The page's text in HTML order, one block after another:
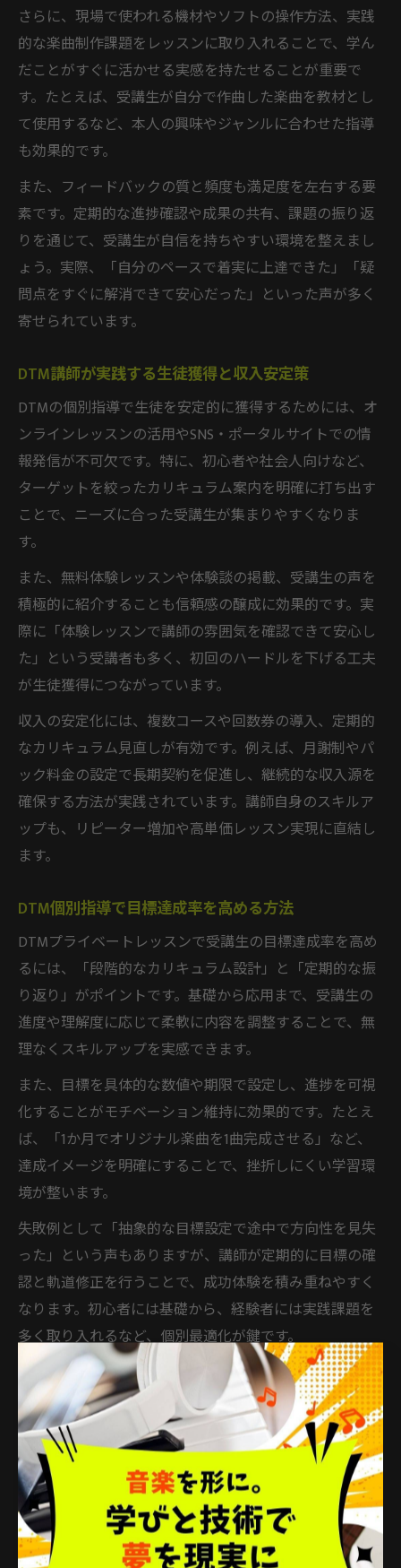
さらに、現場で使われる機材やソフトの操作方法、実践
的な楽曲制作課題をレッスンに取り入れることで、学ん
だことがすぐに活かせる実感を持たせることが重要で
す。たとえば、受講生が自分で作曲した楽曲を教材とし
て使用するなど、本人の興味やジャンルに合わせた指導
も効果的です。
また、フィードバックの質と頻度も満足度を左右する要
素です。定期的な進捗確認や成果の共有、課題の振り返
りを通じて、受講生が自信を持ちやすい環境を整えまし
ょう。実際、「自分のペースで着実に上達できた」「疑
問点をすぐに解消できて安心だった」といった声が多く
寄せられています。
DTM講師が実践する生徒獲得と収入安定策
DTMの個別指導で生徒を安定的に獲得するためには、オ
ンラインレッスンの活用やSNS・ポータルサイトでの情
報発信が不可欠です。特に、初心者や社会人向けなど、
ターゲットを絞ったカリキュラム案内を明確に打ち出す
ことで、ニーズに合った受講生が集まりやすくなりま
す。
また、無料体験レッスンや体験談の掲載、受講生の声を
積極的に紹介することも信頼感の醸成に効果的です。実
際に「体験レッスンで講師の雰囲気を確認できて安心し
た」という受講者も多く、初回のハードルを下げる工夫
が生徒獲得につながっています。
収入の安定化には、複数コースや回数券の導入、定期的
なカリキュラム見直しが有効です。例えば、月謝制やパ
ック料金の設定で長期契約を促進し、継続的な収入源を
確保する方法が実践されています。講師自身のスキルア
ップも、リピーター増加や高単価レッスン実現に直結し
ます。
DTM個別指導で目標達成率を高める方法
DTMプライベートレッスンで受講生の目標達成率を高め
るには、「段階的なカリキュラム設計」と「定期的な振
り返り」がポイントです。基礎から応用まで、受講生の
進度や理解度に応じて柔軟に内容を調整することで、無
理なくスキルアップを実感できます。
また、目標を具体的な数値や期限で設定し、進捗を可視
化することがモチベーション維持に効果的です。たとえ
ば、「1か月でオリジナル楽曲を1曲完成させる」など、
達成イメージを明確にすることで、挫折しにくい学習環
境が整います。
失敗例として「抽象的な目標設定で途中で方向性を見失
った」という声もありますが、講師が定期的に目標の確
認と軌道修正を行うことで、成功体験を積み重ねやすく
なります。初心者には基礎から、経験者には実践課題を
多く取り入れるなど、個別最適化が鍵です。
DTMプロ志向のための指導ノウハウ活用術
プロ志向の受講生には、商業音楽で通用する作曲・編曲
理論や現場レベルのアレンジ手法、最新ソフトや機材の
使いこなしまで、実践的なノウハウ提供が不可欠です。
現役の講師による課題曲制作やフィードバックを通じ
て、即戦力となるスキルが身につきます。